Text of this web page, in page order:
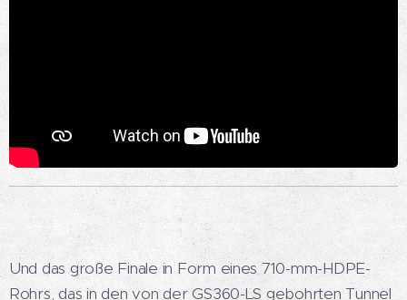
Und das große Finale in Form eines 710-mm-HDPE-
Rohrs, das in den von der GS360-LS gebohrten Tunnel